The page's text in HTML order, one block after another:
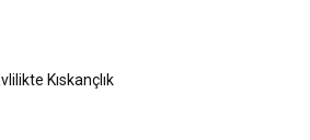
Kıskançlık